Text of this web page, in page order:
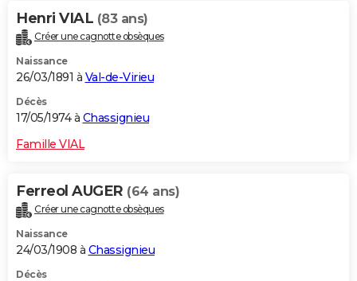
Henri VIAL (83 ans)
Créer une cagnotte obsèques
Naissance
26/03/1891 à Val-de-Virieu
Décès
17/05/1974 à Chassignieu
Famille VIAL
Ferreol AUGER (64 ans)
Créer une cagnotte obsèques
Naissance
24/03/1908 à Chassignieu
Décès